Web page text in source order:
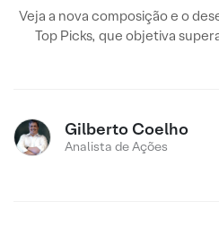
Veja a nova composição e o
Top Picks, que objetiva
Gilberto Coelho
Analista de Ações